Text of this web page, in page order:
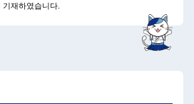
재하였습니다.